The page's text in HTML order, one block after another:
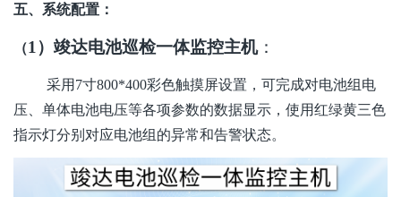
五、系统配置：
（1）竣达电池巡检一体监控主机：
采用7寸800*400彩色触摸屏设置，可完成对电池组电
压、单体电池电压等各项参数的数据显示，使用红绿黄三色
指示灯分别对应电池组的异常和告警状态。